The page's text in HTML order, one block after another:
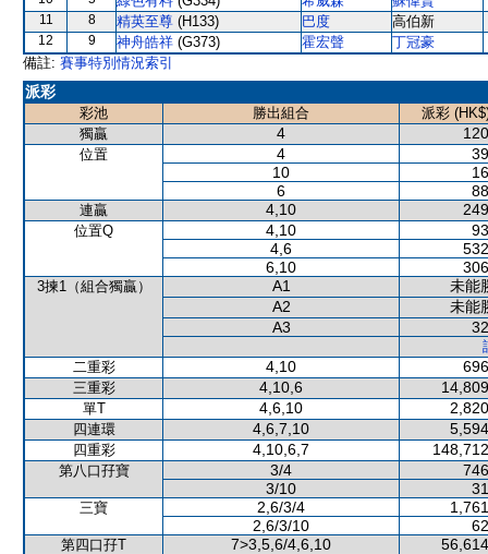
11 8 精英至尊 (H133) 巴度 高伯新
12 9 神舟皓祥 (G373) 霍宏聲
丁冠豪
備註: 賽事特別情況索引
派彩
彩池 勝出組合
派彩
獨贏
4
位置 4
10
6
連贏 4,10
位置Q 4,10
4,6
6,10
3揀1（組合獨贏） A1
未能
A2
未能
A3
二重彩
4,10
三重彩 4,10,6
單T 4,6,10
四連環 4,6,7,10
四重彩 4,10,6,7
第八口孖寶 3/4
3/10
三寶 2,6/3/4
2,6/3/10
第四口孖T 7>3,5,6/4,6,10